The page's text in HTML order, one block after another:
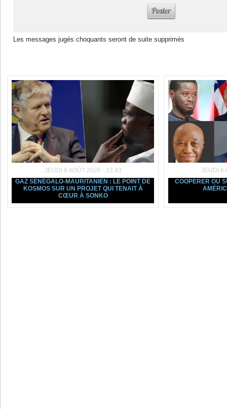
Les messages jugés choquants seront de suite supprimés
JEUDI 6 AOÛT 2026 - 22:43
GAZ SÉNÉGALO-MAURITANIEN : LE POINT DE
KOSMOS SUR UN PROJET QUI TENAIT À
CŒUR À SONKO
JEUDI 6
COOPÉRER OU